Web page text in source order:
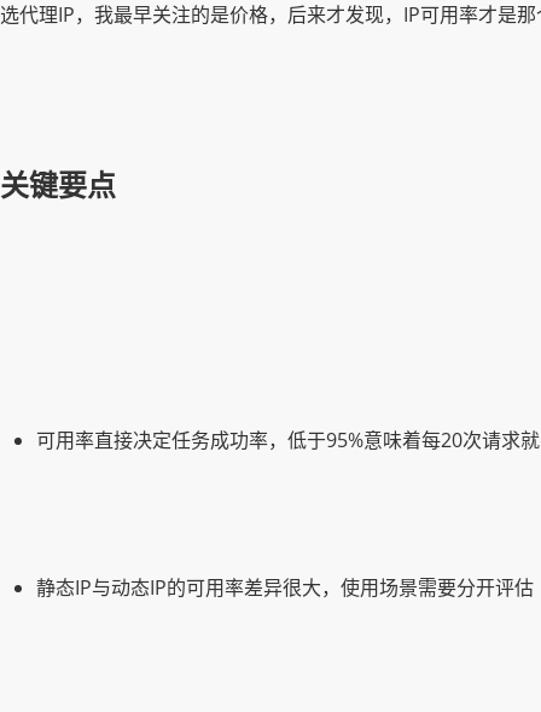
选代理IP，我最早关注的是价格，后来才发现，IP可用率才是
关键要点
可用率直接决定任务成功率，低于95%意味着每20次请求
静态IP与动态IP的可用率差异很大，使用场景需要分开评估